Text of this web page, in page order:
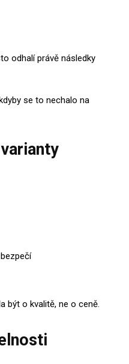
odhalí právě následky
se to nechalo na
být o kvalitě, ne o ceně.